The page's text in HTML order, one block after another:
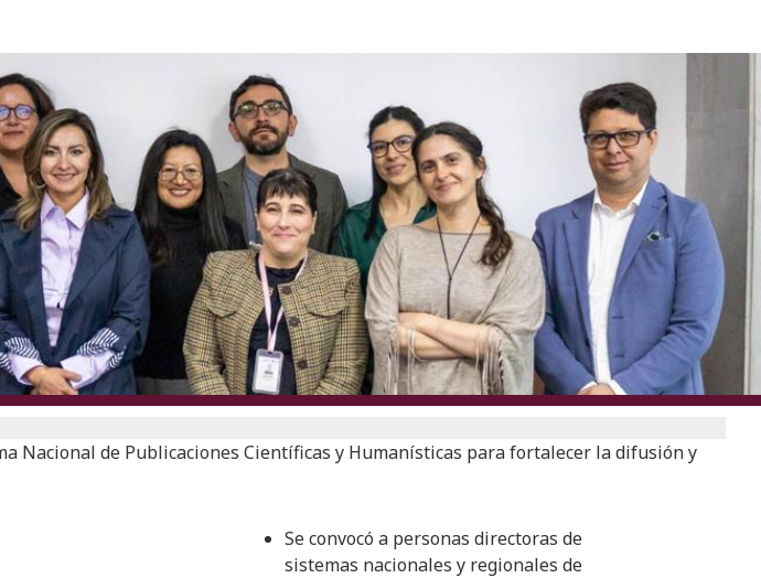
Nacional de Publicaciones Científicas y Humanísticas para fortalecer la difusión y
Se convocó a personas directoras de
sistemas nacionales y regionales de